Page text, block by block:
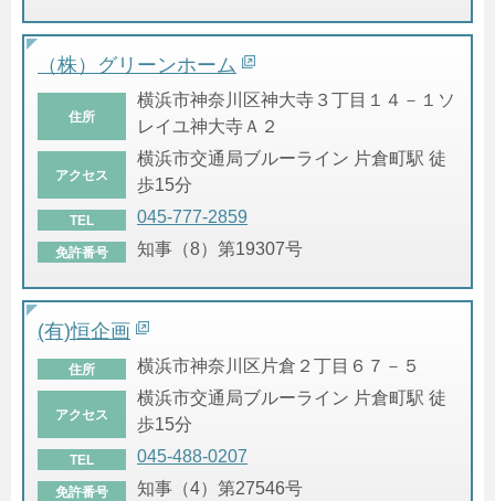
（株）グリーンホーム
住所
横浜市神奈川区神大寺３丁目１４－１ソ
レイユ神大寺Ａ２
アクセス
横浜市交通局ブルーライン 片倉町駅 徒
歩15分
TEL 045-777-2859
免許番号 知事（8）第19307号
(有)恒企画
住所 横浜市神奈川区片倉２丁目６７－５
アクセス
横浜市交通局ブルーライン 片倉町駅 徒
歩15分
TEL 045-488-0207
免許番号 知事（4）第27546号